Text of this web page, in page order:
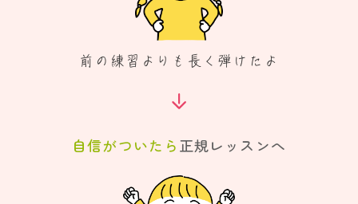
前の練習よりも 長く弾けたよ
自信がついたら正規レッスンへ